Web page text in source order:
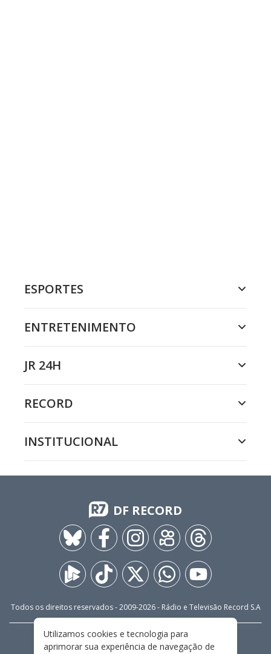
ESPORTES
ENTRETENIMENTO
JR 24H
RECORD
INSTITUCIONAL
DF RECORD
Todos os direitos reservados - 2009-2026- Rádio e Televisão Record S.A
FALE CONOSCO
PRIVACIDADE
Utilizamos cookies e tecnologia para
aprimorar sua experiência de navegação de